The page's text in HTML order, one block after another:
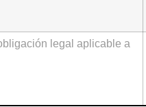
legal aplicable a